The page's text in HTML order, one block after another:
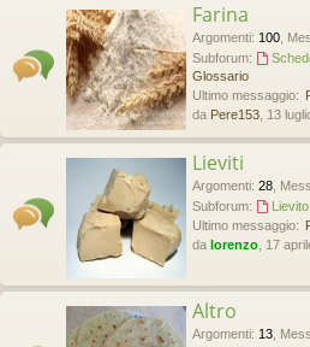
Farina
Argomenti: 100
Subforum:
Glossario
Ultimo messaggio:
da Pere153 , 13
Lieviti
Argomenti: 28
Subforum:
Ultimo messaggio:
da lorenzo , 17
Altro
Argomenti: 13